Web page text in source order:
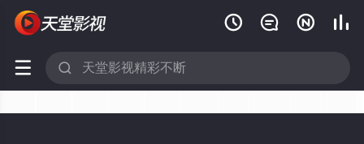
   
 